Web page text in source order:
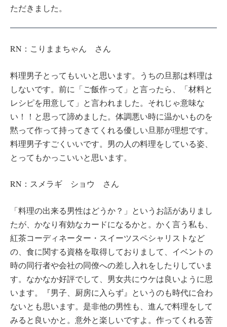
ただきました。
RN：こりままちゃん さん
料理男子とってもいいと思います。うちの旦那は料理は
しないです。前に「ご飯作って」と言ったら、「材料と
レシピを用意して」と言われました。それじゃ意味な
い！！と思って諦めました。体調悪い時に温かいものを
黙って作って持ってきてくれる優しい旦那が理想です。
料理男子すごくいいです。男の人の料理をしている姿、
とってもかっこいいと思います。
RN：スメラギ ショウ さん
「料理の出来る男性はどうか？」というお話がありまし
たが、かなり有効なカードになるかと。かく言う私も、
紅茶コーディネーター・スイーツスペシャリストなど
の、食に関する資格を取得しておりまして、イベントの
時の同行者や会社の同僚への差し入れをしたりしていま
す。なかなか好評でして、男女共にウケは良いように思
います。『男子、厨房に入らず』というのも時代に合わ
ないとも思います。是非他の男性も、進んで料理をして
みると良いかと。意外と楽しいですよ。作ってくれる苦